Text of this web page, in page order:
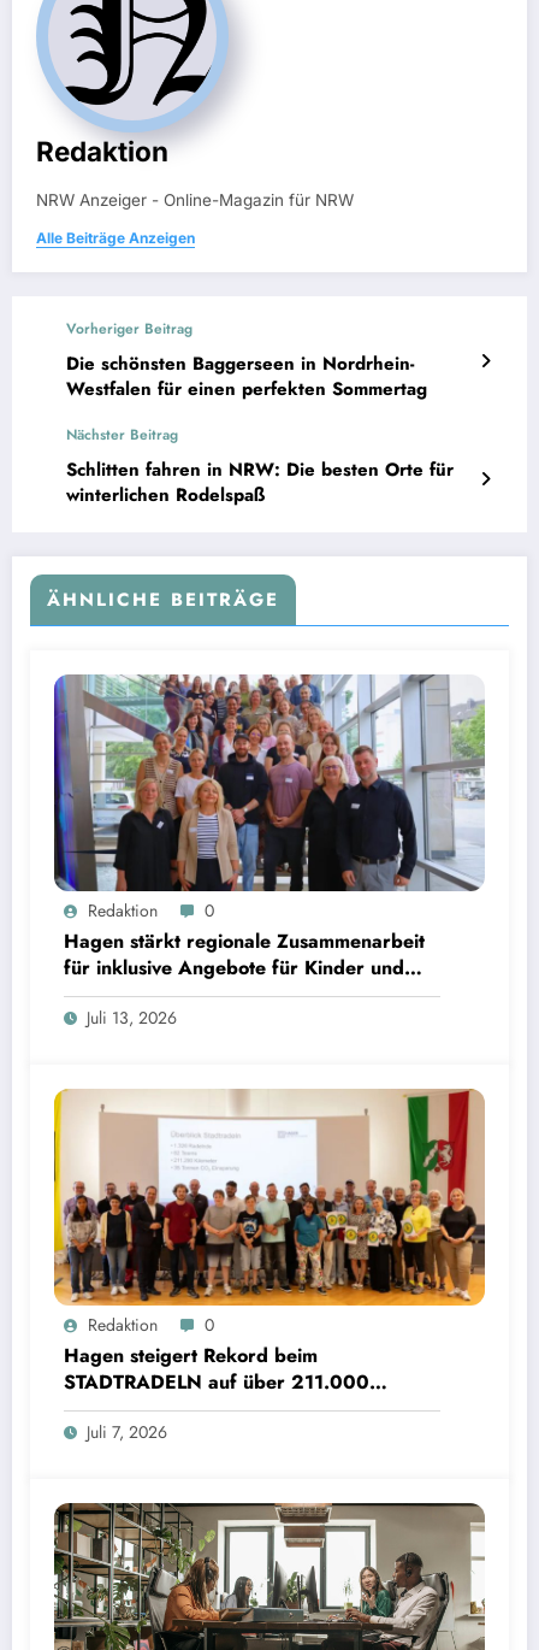
Redaktion
NRW Anzeiger - Online-Magazin für NRW
Alle Beiträge Anzeigen
Vorheriger Beitrag
Die schönsten Baggerseen in Nordrhein-
Westfalen für einen perfekten Sommertag
Nächster Beitrag
Schlitten fahren in NRW: Die besten Orte für
winterlichen Rodelspaß
ÄHNLICHE BEITRÄGE
Redaktion 0
Hagen stärkt regionale Zusammenarbeit
für inklusive Angebote für Kinder und
Jugendliche
Juli 13, 2026
Redaktion 0
Hagen steigert Rekord beim
STADTRADELN auf über 211.000
Kilometer und spart 35 Tonnen CO2
Juli 7, 2026